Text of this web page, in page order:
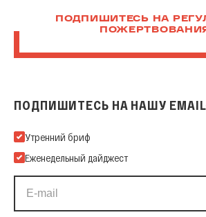
ПОДПИШИТЕСЬ НА
ПОДПИШИТЕСЬ НА НАШУ
Подпишитесь на нашу Email-рассылку
Утренний бриф
Еженедельный дайджест